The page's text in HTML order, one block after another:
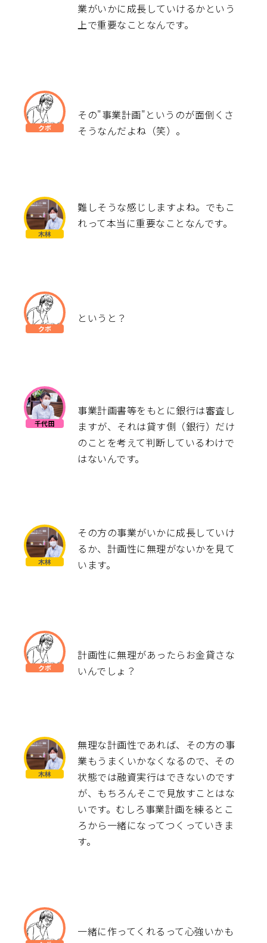
業がいかに成長していけるかという
上で重要なことなんです。
その"事業計画"というのが面倒くさ
そうなんだよね（笑）。
難しそうな感じしますよね。でもこ
れって本当に重要なことなんです。
というと？
事業計画書等をもとに銀行は審査し
ますが、それは貸す側（銀行）だけ
のことを考えて判断しているわけで
はないんです。
その方の事業がいかに成長していけ
るか、計画性に無理がないかを見て
います。
計画性に無理があったらお金貸さな
いんでしょ？
無理な計画性であれば、その方の事
業もうまくいかなくなるので、その
状態では融資実行はできないのです
が、もちろんそこで見放すことはな
いです。むしろ事業計画を練るとこ
ろから一緒になってつくっていきま
す。
一緒に作ってくれるって心強いかも